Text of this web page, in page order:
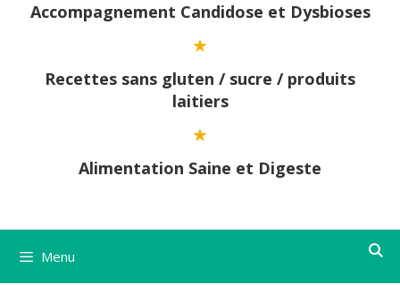
contenuAccompagnement Candidose et Dysbioses
Recettes sans gluten / sucre / produits
laitiers
Alimentation Saine et Digeste
Menu